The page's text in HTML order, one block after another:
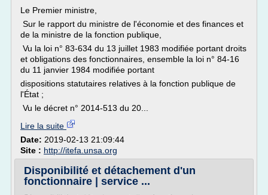
Le Premier ministre,
Sur le rapport du ministre de l'économie et des finances et
de la ministre de la fonction publique,
Vu la loi n° 83-634 du 13 juillet 1983 modifiée portant droits
et obligations des fonctionnaires, ensemble la loi n° 84-16
du 11 janvier 1984 modifiée portant
dispositions statutaires relatives à la fonction publique de
l'État ;
Vu le décret n° 2014-513 du 20...
Lire la suite
Date: 2019-02-13 21:09:44
Site : http://itefa.unsa.org
Disponibilité et détachement d'un
fonctionnaire | service ...